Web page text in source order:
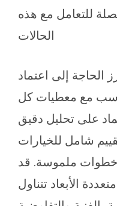
للتعامل مع هذه
الحالات
إلى اعتماد
مع معطيات كل
على تحليل دقيق
شامل للخيارات
خطوات ملموسة. قد
الأبعاد تتناول